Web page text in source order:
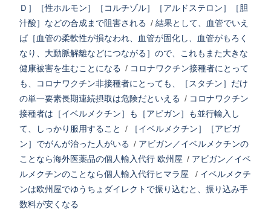
Ｄ］［性ホルモン］［コルチゾル］［アルドステロン］［胆
汁酸］などの合成まで阻害される / 結果として、血管でいえ
ば［血管の柔軟性が損なわれ、血管が固化し、血管がもろく
なり、大動脈解離などにつながる］ので、これもまた大きな
健康被害を生むことになる / コロナワクチン接種者にとって
も、コロナワクチン非接種者にとっても、［スタチン］だけ
の単一要素長期連続摂取は危険だといえる / コロナワクチン
接種者は［イベルメクチン］も［アビガン］も並行輸入し
て、しっかり服用すること
/
［イベルメクチン］［アビガ
ン］でがんが治った人がいる / アビガン／イベルメクチンの
ことなら海外医薬品の個人輸入代行 欧州屋 / アビガン／イベ
ルメクチンのことなら個人輸入代行ヒマラ屋
/ イベルメクチ
ンは欧州屋でゆうちょダイレクトで振り込むと、振り込み手
数料が安くなる